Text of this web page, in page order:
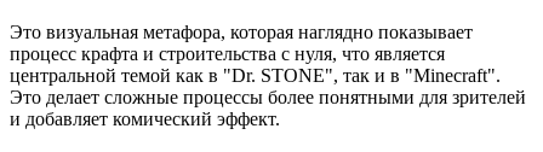
Это визуальная метафора, которая наглядно показывает
процесс крафта и строительства с нуля, что является
центральной темой как в "Dr. STONE", так и в "Minecraft".
Это делает сложные процессы более понятными для зрителей
и добавляет комический эффект.